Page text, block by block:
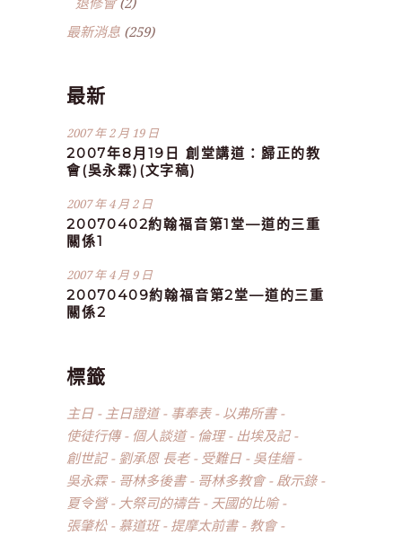
最新消息 (259)
最新
2007 年 2 月 19 日
2007年8月19日 創堂講道：歸正的教
會(吳永霖)(文字稿)
2007 年 4 月 2 日
20070402約翰福音第1堂—道的三重
關係1
2007 年 4 月 9 日
20070409約翰福音第2堂—道的三重
關係2
標籤
主日 主日證道 事奉表
以弗所書
使徒行傳
個人談道 倫理
出埃及記
創世記
劉承恩 長老 受難日
吳佳縉
吳永霖
哥林多後書 哥林多教會
啟示錄
夏令營
大祭司的禱告
天國的比喻
張肇松
慕道班 提摩太前書
教會